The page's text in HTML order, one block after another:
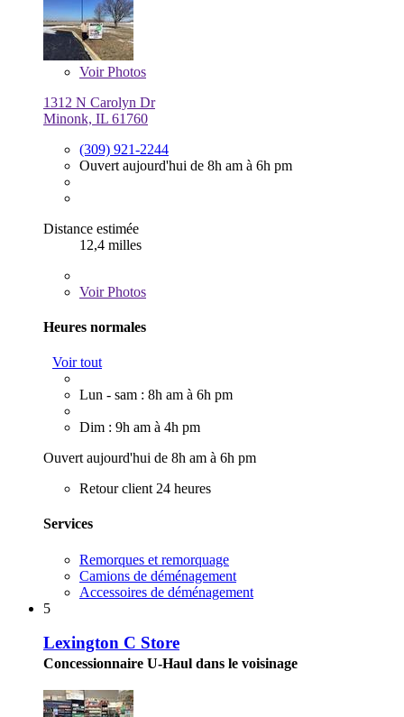
VoirPhotos
1312 N Carolyn Dr
Minonk, IL 61760
(309) 921-2244
Ouvert aujourd'hui de 8h am à 6h pm
Distance estimée
12,4 milles
VoirPhotos
Heures normales
Voir tout
Lun - sam : 8h am à 6h pm
Dim : 9h am à 4h pm
Ouvert aujourd'hui de 8h am à 6h pm
Retour client 24 heures
Services
Remorques et remorquage
Camions de déménagement
Accessoires de déménagement
5
Lexington C Store
Concessionnaire U-Haul dans le voisinage